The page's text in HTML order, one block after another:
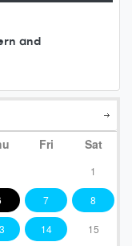
and
Fri Sat
1
7 8
14 15